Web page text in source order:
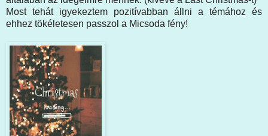
Most tehát igyekeztem pozitívabban állni a témához és
ehhez tökéletesen passzol a Micsoda fény!